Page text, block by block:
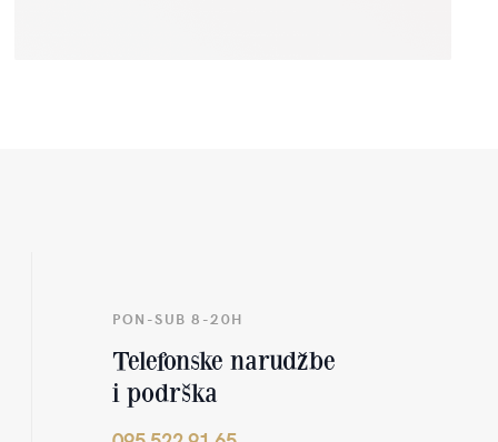
PON-SUB 8-20H
Telefonske narudžbe
i podrška